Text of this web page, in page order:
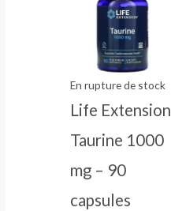
En rupture de stock
Life Extension
Taurine 1000
mg – 90
capsules